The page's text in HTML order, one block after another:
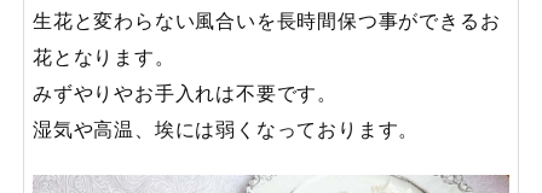
生花と変わらない風合いを長時間保つ事ができるお
花となります。
みずやりやお手入れは不要です。
湿気や高温、埃には弱くなっております。